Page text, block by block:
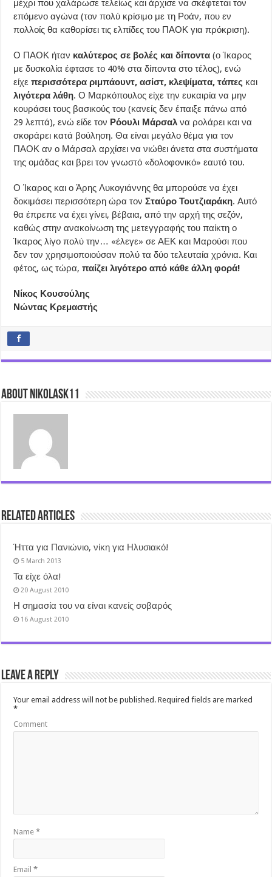
μέχρι που χαλάρωσε τελείως και άρχισε να σκέφτεται τον
επόμενο αγώνα (τον πολύ κρίσιμο με τη Ροάν, που εν
πολλοίς θα καθορίσει τις ελπίδες του ΠΑΟΚ για πρόκριση).
Ο ΠΑΟΚ ήταν καλύτερος σε βολές και δίποντα (ο Ίκαρος
με δυσκολία έφτασε το 40% στα δίποντα στο τέλος), ενώ
είχεπερισσότερα ριμπάουντ, ασίστ, κλεψίματα, τάπες και
λιγότερα λάθη. Ο Μαρκόπουλος είχε την ευκαιρία να μην
κουράσει τους βασικούς του (κανείς δεν έπαιξε πάνω από
29 λεπτά), ενώ είδε τον Ρόουλι Μάρσαλ να ρολάρει και να
σκοράρει κατά βούληση. Θα είναι μεγάλο θέμα για τον
ΠΑΟΚ αν ο Μάρσαλ αρχίσει να νιώθει άνετα στα συστήματα
της ομάδας και βρει τον γνωστό «δολοφονικό» εαυτό του.
Ο Ίκαρος και ο Άρης Λυκογιάννης θα μπορούσε να έχει
δοκιμάσει περισσότερη ώρα τονΣταύρο Τουτζιαράκη. Αυτό
θα έπρεπε να έχει γίνει, βέβαια, από την αρχή της σεζόν,
καθώς στην ανακοίνωση της μετεγγραφής του παίκτη ο
Ίκαρος λίγο πολύ την… «έλεγε» σε ΑΕΚ και Μαρούσι που
δεν τον χρησιμοποιούσαν πολύ τα δύο τελευταία χρόνια. Και
φέτος, ως τώρα,παίζει λιγότερο από κάθε άλλη φορά!
Νίκος Κουσούλης
Νώντας Κρεμαστής
About nikolask11
Related Articles
Ήττα για Πανιώνιο, νίκη για Ηλυσιακό!
5 March 2013
Τα είχε όλα!
20 August 2010
Η σημασία του να είναι κανείς σοβαρός
16 August 2010
Leave a Reply
Your email address will not be published. Required fields are marked
*
Comment
Name*
Email*